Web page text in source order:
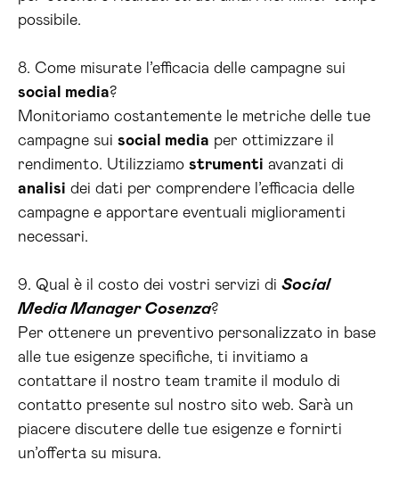
possibile.
8. Come misurate l’efficacia delle campagne sui
social media?
Monitoriamo costantemente le metriche delle tue
campagne sui social media per ottimizzare il
rendimento. Utilizziamo strumenti avanzati di
analisi dei dati per comprendere l’efficacia delle
campagne e apportare eventuali miglioramenti
necessari.
9. Qual è il costo dei vostri servizi di Social
Media Manager Cosenza?
Per ottenere un preventivo personalizzato in base
alle tue esigenze specifiche, ti invitiamo a
contattare il nostro team tramite il modulo di
contatto presente sul nostro sito web. Sarà un
piacere discutere delle tue esigenze e fornirti
un’offerta su misura.